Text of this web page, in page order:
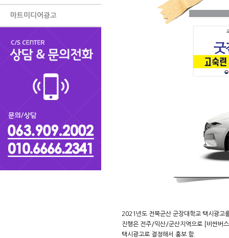
마트미디어광고
2021년도 전북군산 군장대학교 택시광고
진행은 전주/익산/군산지역으로 [비싼버
택시광고로 결정해서 홍보 함.